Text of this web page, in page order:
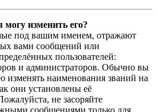
могу изменить его?
под вашим именем, отражают
вами сообщений или
пользователей:
и администраторов. Обычно вы
изменять наименования званий на
они установлены её
не засоряйте
сообщениями только для